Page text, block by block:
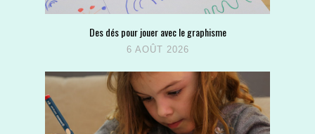
Des dés pour jouer avec le graphisme
6 AOÛT 2026